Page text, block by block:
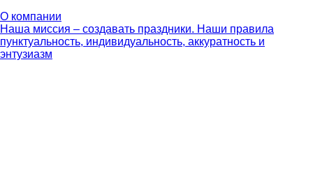
О компании
Наша миссия – создавать праздники. Наши правила
пунктуальность, индивидуальность, аккуратность и
энтузиазм